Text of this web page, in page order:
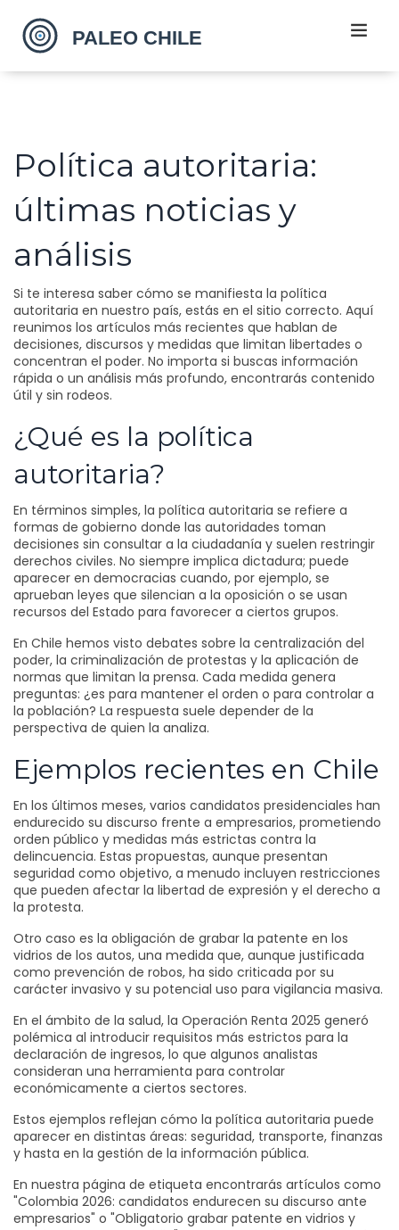
Política autoritaria:
últimas noticias y
análisis
Si te interesa saber cómo se manifiesta la política
autoritaria en nuestro país, estás en el sitio correcto. Aquí
reunimos los artículos más recientes que hablan de
decisiones, discursos y medidas que limitan libertades o
concentran el poder. No importa si buscas información
rápida o un análisis más profundo, encontrarás contenido
útil y sin rodeos.
¿Qué es la política
autoritaria?
En términos simples, la política autoritaria se refiere a
formas de gobierno donde las autoridades toman
decisiones sin consultar a la ciudadanía y suelen restringir
derechos civiles. No siempre implica dictadura; puede
aparecer en democracias cuando, por ejemplo, se
aprueban leyes que silencian a la oposición o se usan
recursos del Estado para favorecer a ciertos grupos.
En Chile hemos visto debates sobre la centralización del
poder, la criminalización de protestas y la aplicación de
normas que limitan la prensa. Cada medida genera
preguntas: ¿es para mantener el orden o para controlar a
la población? La respuesta suele depender de la
perspectiva de quien la analiza.
Ejemplos recientes en Chile
En los últimos meses, varios candidatos presidenciales han
endurecido su discurso frente a empresarios, prometiendo
orden público y medidas más estrictas contra la
delincuencia. Estas propuestas, aunque presentan
seguridad como objetivo, a menudo incluyen restricciones
que pueden afectar la libertad de expresión y el derecho a
la protesta.
Otro caso es la obligación de grabar la patente en los
vidrios de los autos, una medida que, aunque justificada
como prevención de robos, ha sido criticada por su
carácter invasivo y su potencial uso para vigilancia masiva.
En el ámbito de la salud, la Operación Renta 2025 generó
polémica al introducir requisitos más estrictos para la
declaración de ingresos, lo que algunos analistas
consideran una herramienta para controlar
económicamente a ciertos sectores.
Estos ejemplos reflejan cómo la política autoritaria puede
aparecer en distintas áreas: seguridad, transporte, finanzas
y hasta en la gestión de la información pública.
En nuestra página de etiqueta encontrarás artículos como
"Colombia 2026: candidatos endurecen su discurso ante
empresarios" o "Obligatorio grabar patente en vidrios y